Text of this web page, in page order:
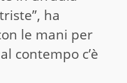
ha
le mani per
contempo c’è